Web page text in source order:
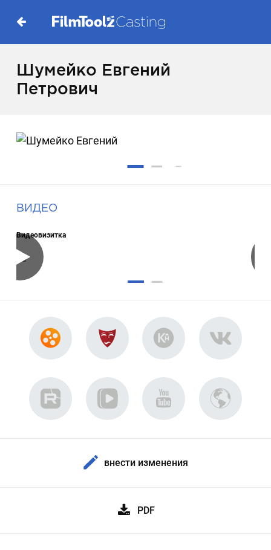
Шумейко Евгений
Петрович
ВИДЕО
Видеовизитка
внести изменения
PDF